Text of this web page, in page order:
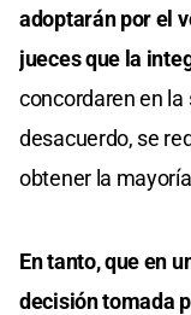
adoptarán por el
jueces que la
concordaren en la
desacuerdo, se
obtener la
En tanto, que en
decisión tomada